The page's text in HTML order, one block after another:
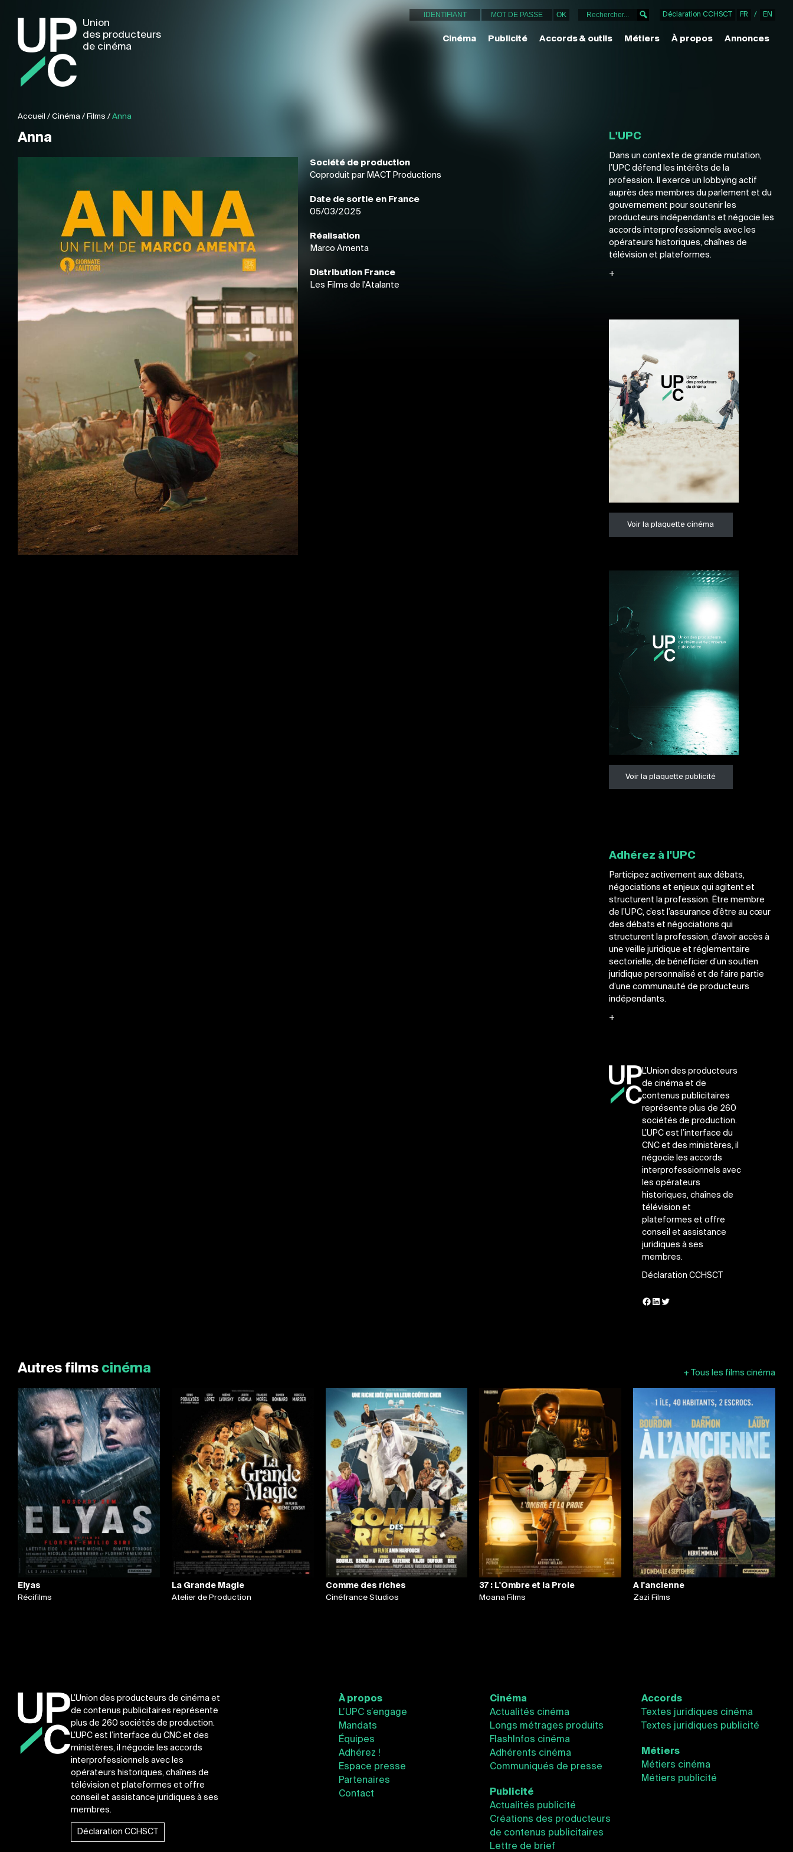
Union
des producteurs
de cinéma
Déclaration CCHSCT FR / EN
Cinéma Publicité Accords & outils Métiers À propos Annonces
Accueil / Cinéma / Films / Anna
Anna
Société de production
Coproduit par MACT Productions
Date de sortie en France
05/03/2025
Réalisation
Marco Amenta
Distribution France
Les Films de l'Atalante
L'UPC
Dans un contexte de grande mutation,
l’UPC défend les intérêts de la
profession. Il exerce un lobbying actif
auprès des membres du parlement et du
gouvernement pour soutenir les
producteurs indépendants et négocie les
accords interprofessionnels avec les
opérateurs historiques, chaînes de
télévision et plateformes.
+
Voir la plaquette cinéma
Voir la plaquette publicité
Adhérez à l'UPC
Participez activement aux débats,
négociations et enjeux qui agitent et
structurent la profession. Être membre
de l’UPC, c’est l’assurance d’être au cœur
des débats et négociations qui
structurent la profession, d’avoir accès à
une veille juridique et réglementaire
sectorielle, de bénéficier d’un soutien
juridique personnalisé et de faire partie
d’une communauté de producteurs
indépendants.
+
L’Union des producteurs
de cinéma et de
contenus publicitaires
représente plus de 260
sociétés de production.
L’UPC est l’interface du
CNC et des ministères, il
négocie les accords
interprofessionnels avec
les opérateurs
historiques, chaînes de
télévision et
plateformes et offre
conseil et assistance
juridiques à ses
membres.
Déclaration CCHSCT
Facebook
LinkedIn
Twitter
Autres films cinéma + Tous les films cinéma
Elyas
Récifilms
La Grande Magie
Atelier de Production
Comme des riches
Cinéfrance Studios
37 : L'Ombre et la Proie
Moana Films
A l'ancienne
Zazi Films
L’Union des producteurs de cinéma et
de contenus publicitaires représente
plus de 260 sociétés de production.
L’UPC est l’interface du CNC et des
ministères, il négocie les accords
interprofessionnels avec les
opérateurs historiques, chaînes de
télévision et plateformes et offre
conseil et assistance juridiques à ses
membres.
Déclaration CCHSCT
À propos
L’UPC s’engage
Mandats
Équipes
Adhérez !
Espace presse
Partenaires
Contact
Cinéma
Actualités cinéma
Longs métrages produits
FlashInfos cinéma
Adhérents cinéma
Communiqués de presse
Publicité
Actualités publicité
Créations des producteurs
de contenus publicitaires
Lettre de brief
Accords
Textes juridiques cinéma
Textes juridiques publicité
Métiers
Métiers cinéma
Métiers publicité